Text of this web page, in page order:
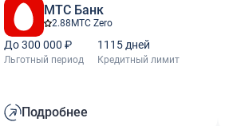
МТС Банк
2.88 МТС Zero
До 300 000 ₽
Льготный период
1115 дней
Кредитный лимит
Подробнее